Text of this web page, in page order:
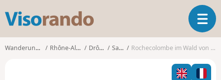
s
o
T
o
l
Wanderungen Rhône-Alpes Drôme Saou Rochecolombe im Wald von Saou